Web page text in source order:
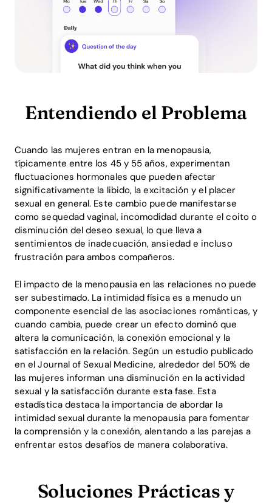
Entendiendo el Problema
Cuando las mujeres entran en la menopausia,
típicamente entre los 45 y 55 años, experimentan
fluctuaciones hormonales que pueden afectar
significativamente la libido, la excitación y el placer
sexual en general. Este cambio puede manifestarse
como sequedad vaginal, incomodidad durante el coito o
disminución del deseo sexual, lo que lleva a
sentimientos de inadecuación, ansiedad e incluso
frustración para ambos compañeros.
El impacto de la menopausia en las relaciones no puede
ser subestimado. La intimidad física es a menudo un
componente esencial de las asociaciones románticas, y
cuando cambia, puede crear un efecto dominó que
altera la comunicación, la conexión emocional y la
satisfacción en la relación. Según un estudio publicado
en el Journal of Sexual Medicine, alrededor del 50% de
las mujeres informan una disminución en la actividad
sexual y la satisfacción durante esta fase. Esta
estadística destaca la importancia de abordar la
intimidad sexual durante la menopausia para fomentar
la comprensión y la conexión, alentando a las parejas a
enfrentar estos desafíos de manera colaborativa.
Soluciones Prácticas y